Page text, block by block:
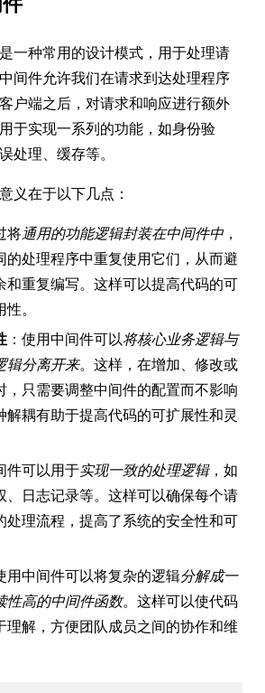
一种常用的设计模式，用于处理请
间件允许我们在请求到达处理程序
户端之后，对请求和响应进行额外
于实现一系列的功能，如身份验
处理、缓存等。
义在于以下几点：
将通用的功能逻辑封装在中间件中，
的处理程序中重复使用它们，从而避
和重复编写。这样可以提高代码的可
。
：使用中间件可以将核心业务逻辑与
辑分离开来。这样，在增加、修改或
，只需要调整中间件的配置而不影响
解耦有助于提高代码的可扩展性和灵
件可以用于实现一致的处理逻辑，如
、日志记录等。这样可以确保每个请
处理流程，提高了系统的安全性和可
用中间件可以将复杂的逻辑分解成一
性高的中间件函数。这样可以使代码
理解，方便团队成员之间的协作和维